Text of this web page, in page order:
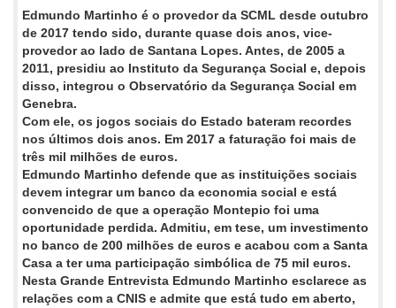
Edmundo Martinho é o provedor da SCML desde outubro
de 2017 tendo sido, durante quase dois anos, vice-
provedor ao lado de Santana Lopes. Antes, de 2005 a
2011, presidiu ao Instituto da Segurança Social e, depois
disso, integrou o Observatório da Segurança Social em
Genebra.
Com ele, os jogos sociais do Estado bateram recordes
nos últimos dois anos. Em 2017 a faturação foi mais de
três mil milhões de euros.
Edmundo Martinho defende que as instituições sociais
devem integrar um banco da economia social e está
convencido de que a operação Montepio foi uma
oportunidade perdida. Admitiu, em tese, um investimento
no banco de 200 milhões de euros e acabou com a Santa
Casa a ter uma participação simbólica de 75 mil euros.
Nesta Grande Entrevista Edmundo Martinho esclarece as
relações com a CNIS e admite que está tudo em aberto,